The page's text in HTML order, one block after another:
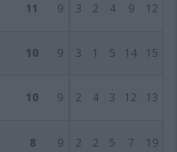
11 9 3 2 4 9 12
10 9 3 1 5 14 15
10 9 2 4 3 12 13
8 9 2 2 5 7 19